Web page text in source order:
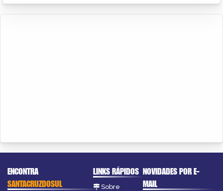
ENCONTRA
SANTACRUZDOSUL
LINKS RÁPIDOS
Sobre
NOVIDADES POR E-
MAIL